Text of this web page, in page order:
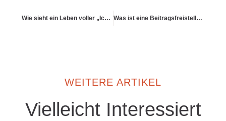
Wie sieht ein Leben voller „Ich bin froh, dass ich…“ aus? Was ist eine Beitragsfreistellung – sinnvoll oder riskant?
WEITERE ARTIKEL
Vielleicht Interessiert